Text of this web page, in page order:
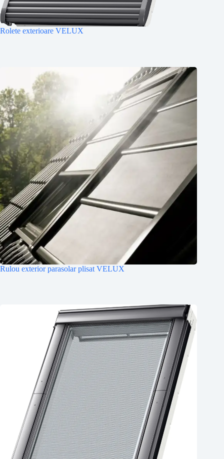
Rolete exterioare VELUX
Rulou exterior parasolar plisat VELUX